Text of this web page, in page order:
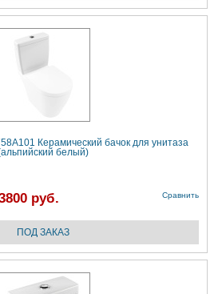
Керамический бачок для унитаза
белый)
руб. Сравнить